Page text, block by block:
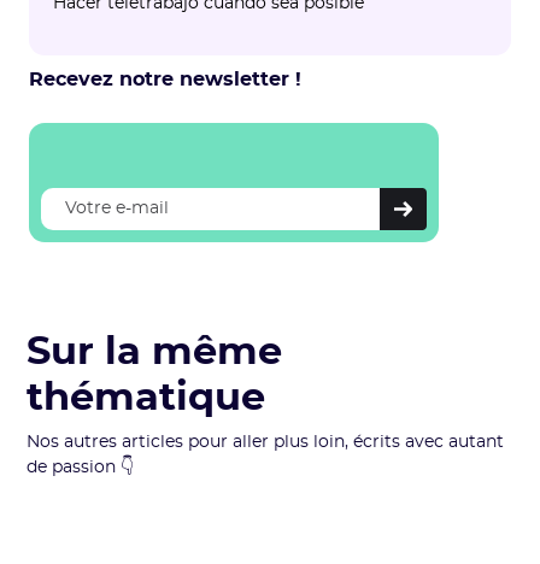
‍Hacer teletrabajo cuando sea posible
Recevez notre newsletter !
Sur la même
thématique
Nos autres articles pour aller plus loin, écrits avec autant
de passion 👇